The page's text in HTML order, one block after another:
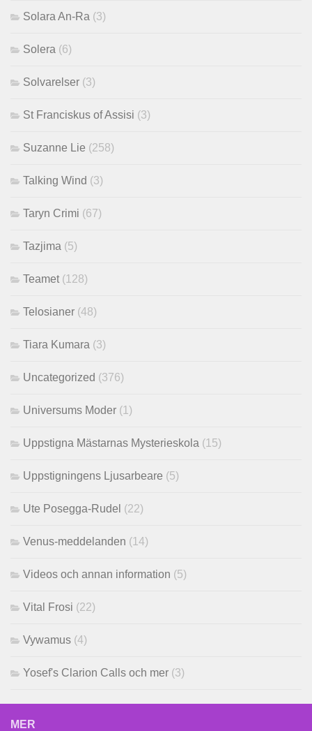
Solara An-Ra (3)
Solera (6)
Solvarelser (3)
St Franciskus of Assisi (3)
Suzanne Lie (258)
Talking Wind (3)
Taryn Crimi (67)
Tazjima (5)
Teamet (128)
Telosianer (48)
Tiara Kumara (3)
Uncategorized (376)
Universums Moder (1)
Uppstigna Mästarnas Mysterieskola (15)
Uppstigningens Ljusarbeare (5)
Ute Posegga-Rudel (22)
Venus-meddelanden (14)
Videos och annan information (5)
Vital Frosi (22)
Vywamus (4)
Yosef's Clarion Calls och mer (3)
MER